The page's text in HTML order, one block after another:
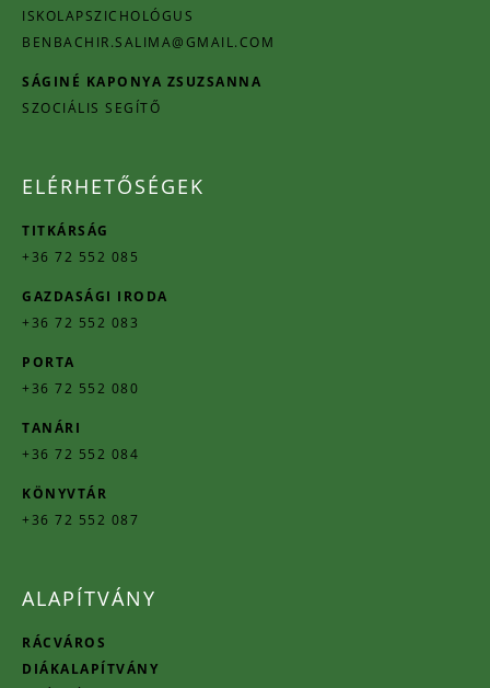
ISKOLAPSZICHOLÓGUS
BENBACHIR.SALIMA@GMAIL.COM
SÁGINÉ KAPONYA ZSUZSANNA
SZOCIÁLIS SEGÍTŐ
ELÉRHETŐSÉGEK
TITKÁRSÁG
+36 72 552 085
GAZDASÁGI IRODA
+36 72 552 083
PORTA
+36 72 552 080
TANÁRI
+36 72 552 084
KÖNYVTÁR
+36 72 552 087
ALAPÍTVÁNY
RÁCVÁROS
DIÁKALAPÍTVÁNY